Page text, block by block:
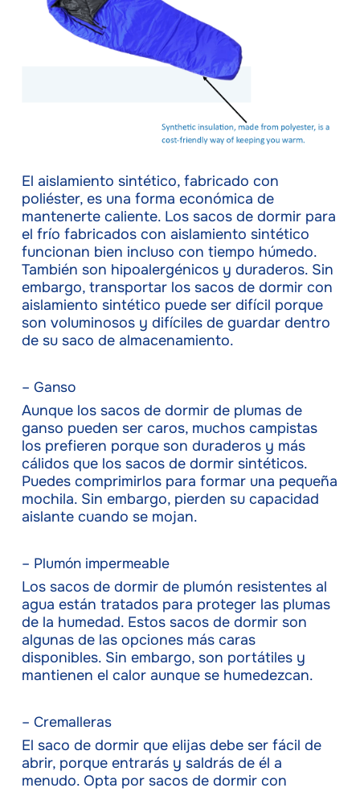
El aislamiento sintético, fabricado con
poliéster, es una forma económica de
mantenerte caliente. Los sacos de dormir para
el frío fabricados con aislamiento sintético
funcionan bien incluso con tiempo húmedo.
También son hipoalergénicos y duraderos. Sin
embargo, transportar los sacos de dormir con
aislamiento sintético puede ser difícil porque
son voluminosos y difíciles de guardar dentro
de su saco de almacenamiento.
– Ganso
Aunque los sacos de dormir de plumas de
ganso pueden ser caros, muchos campistas
los prefieren porque son duraderos y más
cálidos que los sacos de dormir sintéticos.
Puedes comprimirlos para formar una pequeña
mochila. Sin embargo, pierden su capacidad
aislante cuando se mojan.
– Plumón impermeable
Los sacos de dormir de plumón resistentes al
agua están tratados para proteger las plumas
de la humedad. Estos sacos de dormir son
algunas de las opciones más caras
disponibles. Sin embargo, son portátiles y
mantienen el calor aunque se humedezcan.
– Cremalleras
El saco de dormir que elijas debe ser fácil de
abrir, porque entrarás y saldrás de él a
menudo. Opta por sacos de dormir con